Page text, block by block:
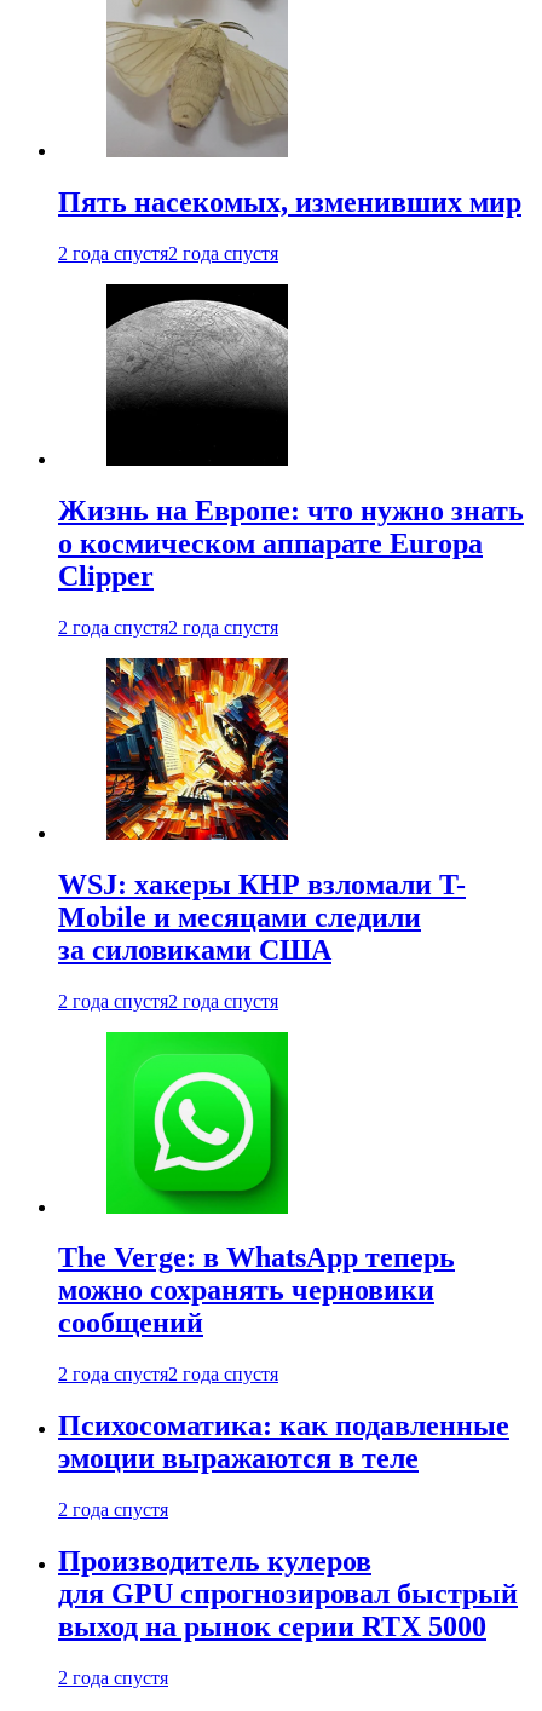
Пять насекомых, изменивших мир
2 года спустя2 года спустя
Жизнь на Европе: что нужно знать
о космическом аппарате Europa
Clipper
2 года спустя2 года спустя
WSJ: хакеры КНР взломали T-
Mobile и месяцами следили
за силовиками США
2 года спустя2 года спустя
The Verge: в WhatsApp теперь
можно сохранять черновики
сообщений
2 года спустя2 года спустя
Психосоматика: как подавленные
эмоции выражаются в теле
2 года спустя
Производитель кулеров
для GPU спрогнозировал быстрый
выход на рынок серии RTX 5000
2 года спустя